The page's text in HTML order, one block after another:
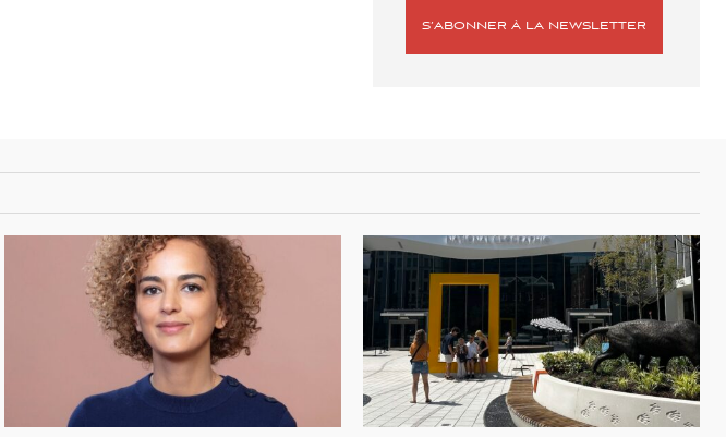
S’ABONNER À LA NEWSLETTER